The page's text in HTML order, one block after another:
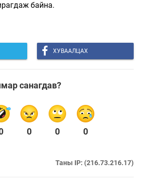
байна.
ХУВААЛЦАХ
санагдав?
0 0 0
Таны IP: (216.73.216.17)